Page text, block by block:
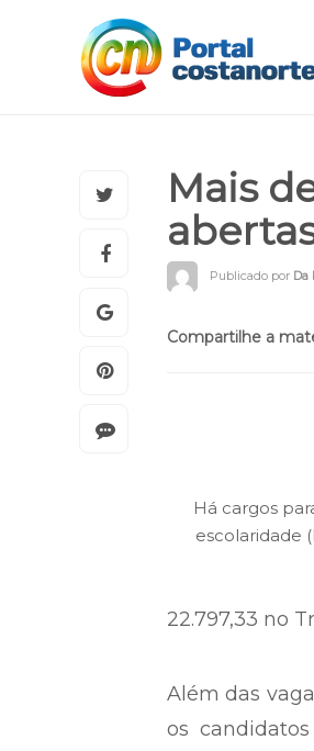
Mais
Publicado por Da
Compartilhe a
Há cargos
escolaridade
22.797,33 no
Além das
os